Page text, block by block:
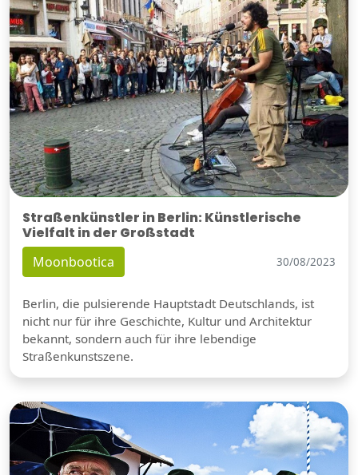
Straßenkünstler in Berlin: Künstlerische
Vielfalt in der Großstadt
Moonbootica 30/08/2023
Berlin, die pulsierende Hauptstadt Deutschlands, ist
nicht nur für ihre Geschichte, Kultur und Architektur
bekannt, sondern auch für ihre lebendige
Straßenkunstszene.